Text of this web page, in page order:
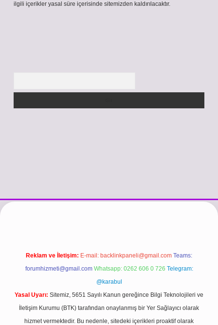
ilgili içerikler yasal süre içerisinde sitemizden kaldırılacaktır.
betci.cobetci girişhiltonbet güncel giriş
Reklam ve İletişim: E-mail: backlinkpaneli@gmail.com Teams:
forumhizmeti@gmail.com Whatsapp: 0262 606 0 726 Telegram:
@karabul
Yasal Uyarı: Sitemiz, 5651 Sayılı Kanun gereğince Bilgi Teknolojileri ve
İletişim Kurumu (BTK) tarafından onaylanmış bir Yer Sağlayıcı olarak
hizmet vermektedir. Bu nedenle, sitedeki içerikleri proaktif olarak